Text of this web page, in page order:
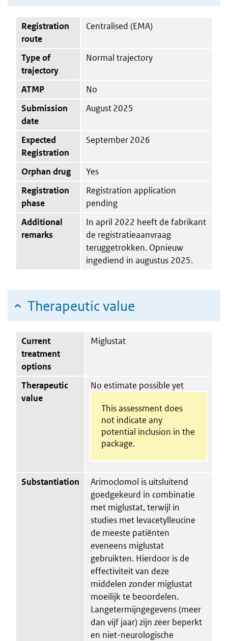
Registration
route
Centralised (EMA)
Type of
trajectory
Normal trajectory
ATMP
No
Submission
date
August 2025
Expected
Registration
September 2026
Orphan drug
Yes
Registration
phase
Registration application
pending
Additional
remarks
In april 2022 heeft de fabrikant
de registratieaanvraag
teruggetrokken. Opnieuw
ingediend in augustus 2025.
Therapeutic value
Current
treatment
options
Miglustat
Therapeutic
value
No estimate possible yet
This assessment does
not indicate any
potential inclusion in the
package.
Substantiation
Arimoclomol is uitsluitend
goedgekeurd in combinatie
met miglustat, terwijl in
studies met levacetylleucine
de meeste patiënten
eveneens miglustat
gebruikten. Hierdoor is de
effectiviteit van deze
middelen zonder miglustat
moeilijk te beoordelen.
Langetermijngegevens (meer
dan vijf jaar) zijn zeer beperkt
en niet-neurologische